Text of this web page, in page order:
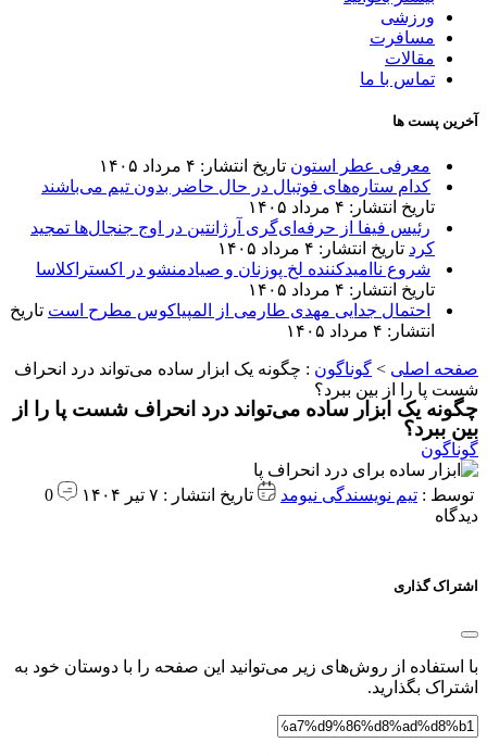
ورزشی
مسافرت
مقالات
تماس با ما
آخرین پست ها
معرفی عطر استون تاریخ انتشار: ۴ مرداد ۱۴۰۵
کدام ستاره‌های فوتبال در حال حاضر بدون تیم می‌باشند
تاریخ انتشار: ۴ مرداد ۱۴۰۵
رئیس فیفا از حرفه‌ای‌گری آرژانتین در اوج جنجال‌ها تمجید
کرد تاریخ انتشار: ۴ مرداد ۱۴۰۵
شروع ناامیدکننده لخ پوزنان و صیادمنشو در اکستراکلاسا
تاریخ انتشار: ۴ مرداد ۱۴۰۵
احتمال جدایی مهدی طارمی از المپیاکوس مطرح است تاریخ
انتشار: ۴ مرداد ۱۴۰۵
صفحه اصلی > گوناگون : چگونه یک ابزار ساده می‌تواند درد انحراف
شست پا را از بین ببرد؟
چگونه یک ابزار ساده می‌تواند درد انحراف شست پا را از
بین ببرد؟
گوناگون
توسط : تیم نویسندگی نیومد تاریخ انتشار : ۷ تیر ۱۴۰۴
0
دیدگاه
اشتراک گذاری
با استفاده از روش‌های زیر می‌توانید این صفحه را با دوستان خود به
اشتراک بگذارید.